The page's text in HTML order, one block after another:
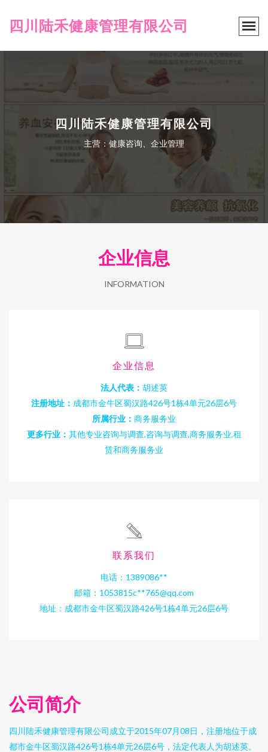
四川陆禾健康管理有限公司
四川陆禾健康管理有限公司
主营：健康咨询、企业管理
企业信息
INFORMATION
企业信息
法人代表： 胡述英
注册地址： 成都市金牛区蜀汉路426号1栋4单元26层6号
所属行业： 商务服务业
更多行业： 其他专业咨询与调查,咨询与调查,商务服务业,租
赁和商务服务业
联系我们
电话：1389086**
邮箱：1053815c**765@qq.com
地址：成都市金牛区蜀汉路426号1栋4单元26层6号
公司简介
四川陆禾健康管理有限公司成立于2015年07月08日，注册地位于成
都市金牛区蜀汉路426号1栋4单元26层6号，法定代表人为胡述英。